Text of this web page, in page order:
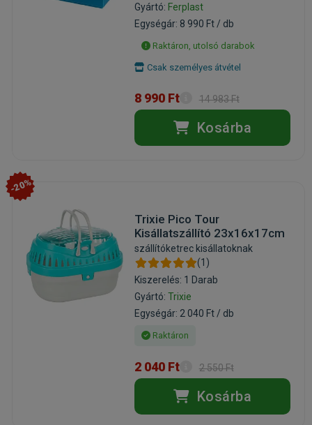
Gyártó: Ferplast
Egységár: 8 990 Ft / db
Raktáron, utolsó darabok
Csak személyes átvétel
8 990 Ft 14 983 Ft
Kosárba
-20%
Trixie Pico Tour
Kisállatszállító 23x16x17cm
szállítóketrec kisállatoknak
(1)
Kiszerelés: 1 Darab
Gyártó: Trixie
Egységár: 2 040 Ft / db
Raktáron
2 040 Ft 2 550 Ft
Kosárba